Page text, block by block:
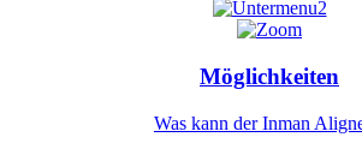
Möglichkeiten
Was kann der Inman